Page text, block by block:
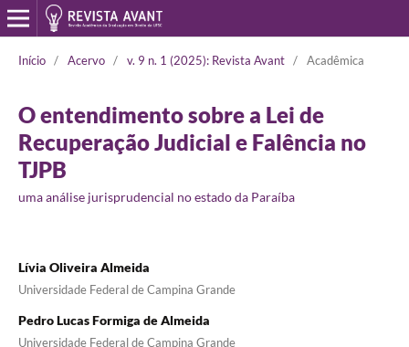
Início / Acervo / v. 9 n. 1 (2025): Revista Avant / Acadêmica
O entendimento sobre a Lei de
Recuperação Judicial e Falência no
TJPB
uma análise jurisprudencial no estado da Paraíba
Lívia Oliveira Almeida
Universidade Federal de Campina Grande
Pedro Lucas Formiga de Almeida
Universidade Federal de Campina Grande